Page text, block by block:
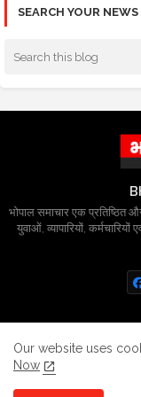
SEARCH YOUR NEWS
भोपाल समाचार एक प्रतिष्ठित और
युवाओं, व्यापारियों,
Home
Our website uses
Now